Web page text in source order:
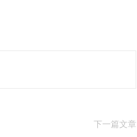
下一篇文章